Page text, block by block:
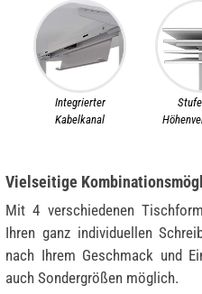
Integrierter
Kabelkanal
Vielseitige
Mit 4 verschiedenen
Ihren ganz individuellen
nach Ihrem Geschmack und
auch Sondergrößen möglich.